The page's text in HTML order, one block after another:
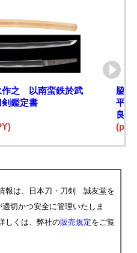
之 以南蛮鉄於武
鑑定書
脇
平
良業
報は、日本刀・刀剣 誠友堂を
切かつ安全に管理いたしま
しくは、弊社の販売規定をご覧